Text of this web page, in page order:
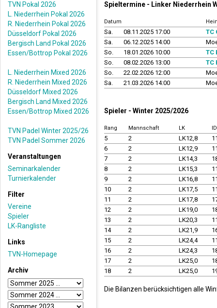
TVN Pokal 2026
L. Niederrhein Pokal 2026
R. Niederrhein Pokal 2026
Düsseldorf Pokal 2026
Bergisch Land Pokal 2026
Essen/Bottrop Pokal 2026
L. Niederrhein Mixed 2026
R. Niederrhein Mixed 2026
Düsseldorf Mixed 2026
Bergisch Land Mixed 2026
Essen/Bottrop Mixed 2026
TVN Padel Winter 2025/26
TVN Padel Sommer 2026
Veranstaltungen
Seminarkalender
Turnierkalender
Filter
Vereine
Spieler
LK-Rangliste
Links
TVN-Homepage
Archiv
Spieltermine - Linker Niederrhein
Datum
Sa. 08.11.2025 17:00
TC
Sa.
06.12.2025 14:00
So.
18.01.2026 10:00
TC
So.
08.02.2026 13:00
TC
So.
22.02.2026 12:00
Sa.
21.03.2026 14:00
Spieler - Winter 2025/2026
Rang Mannschaft LK
5 2 LK12,8
6
2 LK12,9
7
2 LK14,3
8
2 LK15,3
9
2 LK16,8
10
2 LK17,5
11
2 LK17,8
12
2 LK19,0
13
2 LK20,3
14
2 LK21,9
15
2 LK24,4
16
2 LK24,3
17
2 LK25,0
18
2 LK25,0
Die Bilanzen berücksichtigen alle